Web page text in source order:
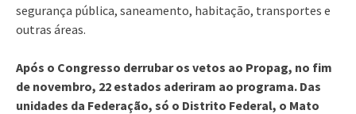
segurança pública, saneamento, habitação, transportes e
outras áreas.
Após o Congresso derrubar os vetos ao Propag, no fim
de novembro, 22 estados aderiram ao programa. Das
unidades da Federação, só o Distrito Federal, o Mato